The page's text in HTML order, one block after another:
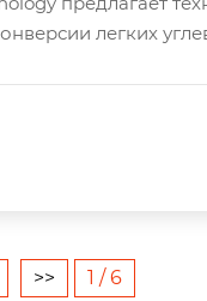
легких
>> 1 / 6